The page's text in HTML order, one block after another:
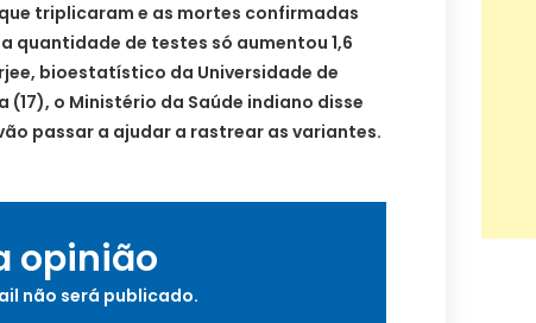
triplicaram e as mortes confirmadas
quantidade de testes só aumentou 1,6
bioestatístico da Universidade de
o Ministério da Saúde indiano disse
passar a ajudar a rastrear as variantes.
opinião
não será publicado.